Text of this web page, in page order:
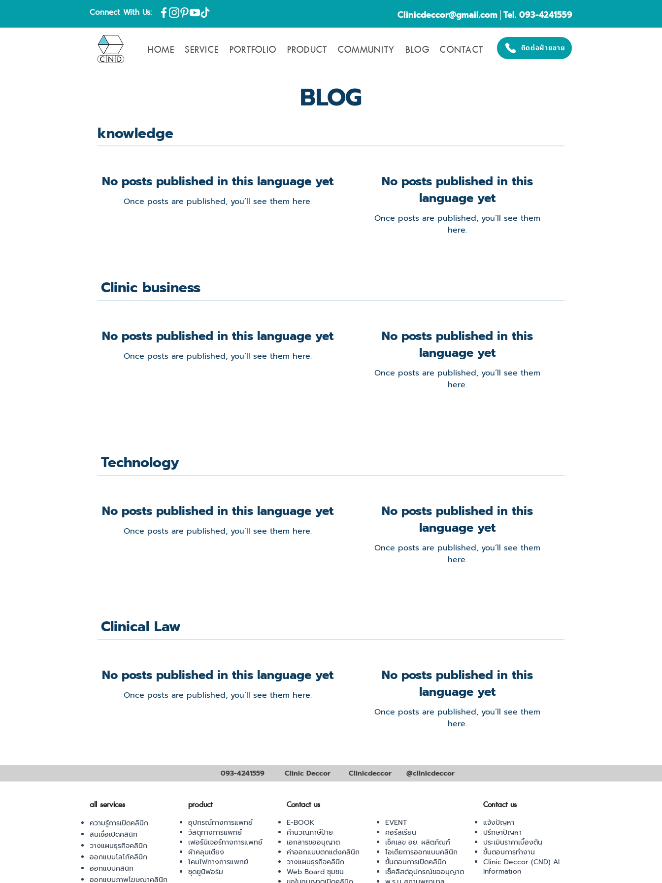
Connect With Us: Clinicdeccor@gmail.com│Tel. 093-4241559
HOME SERVICE PORTFOLIO PRODUCT COMMUNITY BLOG CONTACT ติดต่อฝ่ายขาย
BLOG
knowledge
No posts published in this language yet
Once posts are published, you’ll see them here.
No posts published in this
language yet
Once posts are published, you’ll see them
here.
Clinic business
No posts published in this language yet
Once posts are published, you’ll see them here.
No posts published in this
language yet
Once posts are published, you’ll see them
here.
Technology
No posts published in this language yet
Once posts are published, you’ll see them here.
No posts published in this
language yet
Once posts are published, you’ll see them
here.
Clinical Law
No posts published in this language yet
Once posts are published, you’ll see them here.
No posts published in this
language yet
Once posts are published, you’ll see them
here.
093-4241559 Clinic Deccor Clinicdeccor @clinicdeccor
all services
ความรู้การเปิดคลินิก
สินเชื่อเปิดคลินิก
วางแผนธุรกิจคลินิก
ออกแบบโลโก้คลินิก
ออกแบบคลินิก
ออกแบบภาพโฆษณาคลินิก
product
อุปกรณ์ทางการแพทย์
วัสดุทางการแพทย์
เฟอร์นิเจอร์ทางการแพทย์
ผ้าคลุมเตียง
โคมไฟทางการแพทย์
ชุดยูนิฟอร์ม
Contact us
E-BOOK
คำนวณภาษีป้าย
เอกสารขออนุญาต
ค่าออกแบบตกแต่งคลินิก
วางแผนธุรกิจคลินิก
Web Board ชุมชน
Contact us
EVENT
คอร์สเรียน
เช็คเลข อย. ผลิตภัณฑ์
ไอเดียการออกแบบคลินิก
ขั้นตอนการเปิดคลินิก
เช็คลิสต์อุปกรณ์ขออนุญาต
แจ้งปัญหา
ปรึกษาปัญหา
ประเมินราคาเบื้องต้น
ขั้นตอนการทำงาน
Clinic Deccor (CND) AI
Information